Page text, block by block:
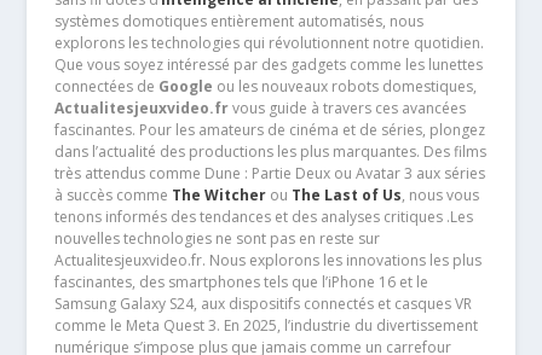
systèmes domotiques entièrement automatisés, nous
explorons les technologies qui révolutionnent notre quotidien.
Que vous soyez intéressé par des gadgets comme les lunettes
connectées de Google ou les nouveaux robots domestiques,
Actualitesjeuxvideo.frvous guide à travers ces avancées
fascinantes. Pour les amateurs de cinéma et de séries, plongez
dans l’actualité des productions les plus marquantes. Des films
très attendus comme Dune : Partie Deux ou Avatar 3 aux séries
à succès comme The Witcherou The Last of Us, nous vous
tenons informés des tendances et des analyses critiques .Les
nouvelles technologies ne sont pas en reste sur
Actualitesjeuxvideo.fr. Nous explorons les innovations les plus
fascinantes, des smartphones tels que l’iPhone 16 et le
Samsung Galaxy S24, aux dispositifs connectés et casques VR
comme le Meta Quest 3. En 2025, l’industrie du divertissement
numérique s’impose plus que jamais comme un carrefour